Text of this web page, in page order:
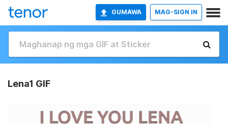
GUMAWA MAG-SIGN IN
Lena1 GIF